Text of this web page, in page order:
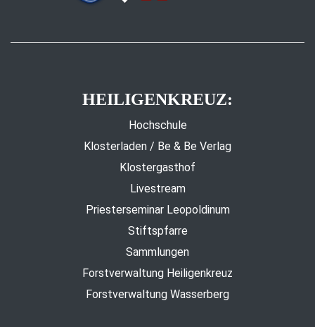
HEILIGENKREUZ:
Hochschule
Klosterladen / Be & Be Verlag
Klostergasthof
Livestream
Priesterseminar Leopoldinum
Stiftspfarre
Sammlungen
Forstverwaltung Heiligenkreuz
Forstverwaltung Wasserberg